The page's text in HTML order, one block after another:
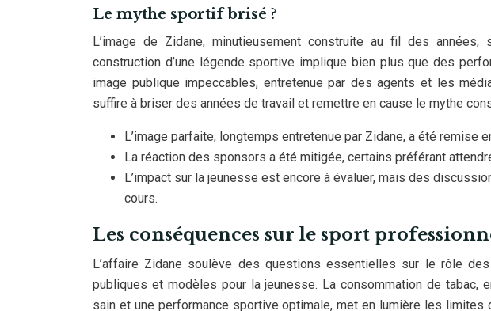
Le mythe sportif brisé ?
L’image de Zidane, minutieusement construite au fil des
construction d’une légende sportive implique bien plus que des
image publique impeccables, entretenue par des agents et les
suffire à briser des années de travail et remettre en cause le mythe
L’image parfaite, longtemps entretenue par Zidane, a été remise
La réaction des sponsors a été mitigée, certains préférant
L’impact sur la jeunesse est encore à évaluer, mais des
cours.
Les conséquences sur le sport
L’affaire Zidane soulève des questions essentielles sur le rôle
publiques et modèles pour la jeunesse. La consommation de tabac,
sain et une performance sportive optimale, met en lumière les limites